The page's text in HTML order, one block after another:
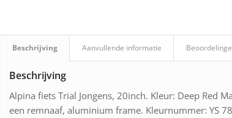
Beschrijving Aanvullende informatie
Beschrijving
Alpina fiets Trial Jongens, 20inch. Kleur: Deep Red
een remnaaf, aluminium frame. Kleurnummer: YS